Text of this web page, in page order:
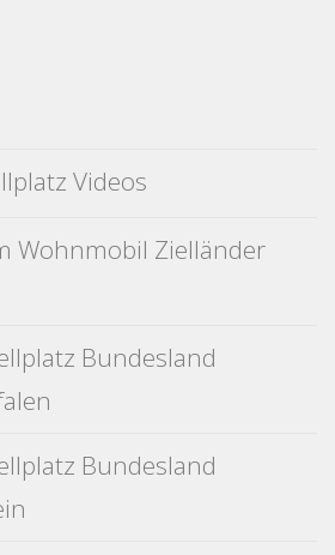
Videos
Wohnmobil Zielländer
Bundesland
Bundesland